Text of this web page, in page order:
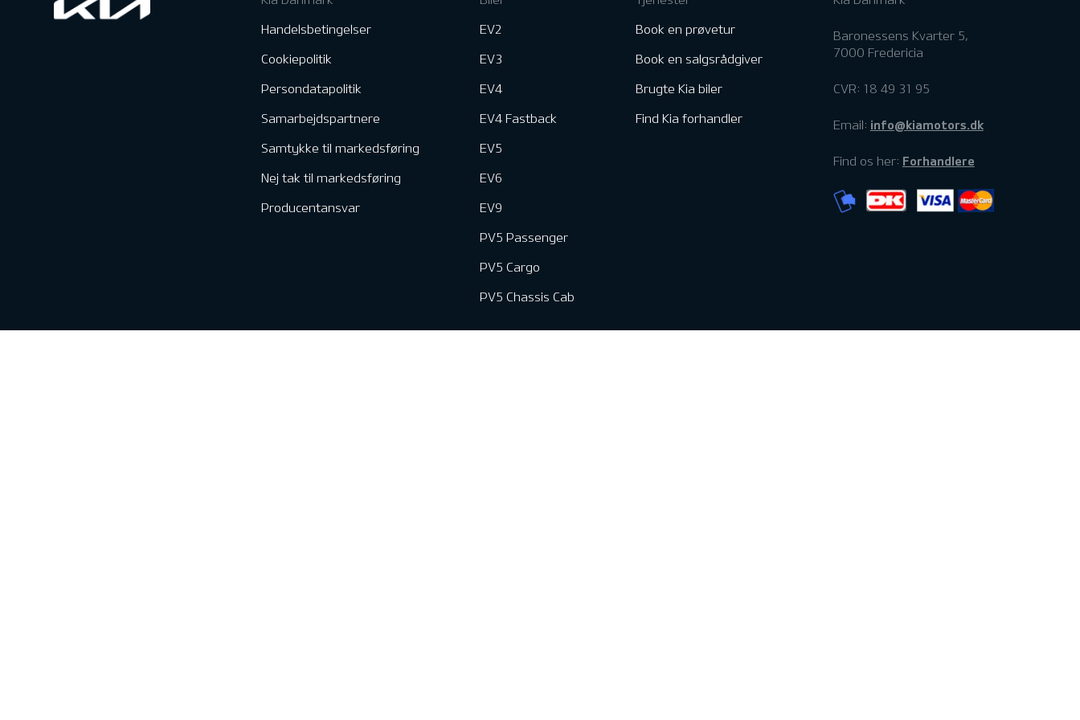
Handelsbetingelser
Cookiepolitik
Persondatapolitik
Samarbejdspartnere
Samtykke til markedsføring
Nej tak til markedsføring
Producentansvar
EV2
EV3
EV4
EV4 Fastback
EV5
EV6
EV9
PV5 Passenger
PV5 Cargo
PV5 Chassis Cab
Book en prøvetur
Book en salgsrådgiver
Brugte Kia biler
Find Kia forhandler
Baronessens Kvarter 5,
7000 Fredericia
CVR: 18 49 31 95
Email: info@kiamotors.dk
Find os her: Forhandlere